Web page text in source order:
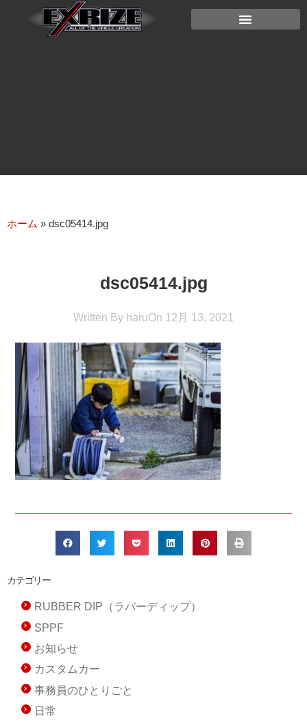
ホーム » dsc05414.jpg
dsc05414.jpg
Written By haruOn 12月 13, 2021
カテゴリー
RUBBER DIP（ラバーディップ）
SPPF
お知らせ
カスタムカー
事務員のひとりごと
日常